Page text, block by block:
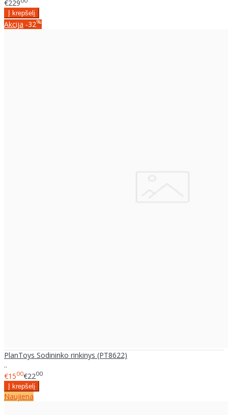
€229
Akcija -32%
PlanToys Sodininko rinkinys (PT8622)
..
€1500€2200
Naujiena